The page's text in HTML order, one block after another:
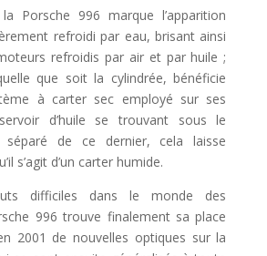
Porsche 996 marque l’apparition
refroidi par eau, brisant ainsi
refroidis par air et par huile ;
que soit la cylindrée, bénéficie
à carter sec employé sur ses
d’huile se trouvant sous le
de ce dernier, cela laisse
s’agit d’un carter humide.
difficiles dans le monde des
996 trouve finalement sa place
2001 de nouvelles optiques sur la